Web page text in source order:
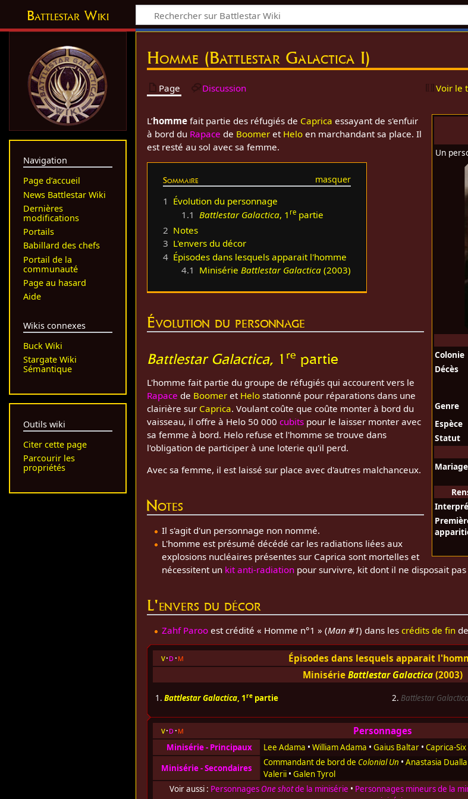
Battlestar Wiki
Homme (Battlestar Galactica I)
Page Discussion Voir le
Un
Colonie
Décès
Genre
Espèce
Statut
Mariage
L’homme fait partie des réfugiés de Caprica essayant de s'enfuir
à bord du Rapace de Boomer et Helo en marchandant sa place. Il
est resté au sol avec sa femme.
Sommaire
1 Évolution du personnage
1.1 Battlestar Galactica, 1 repartie
2 Notes
3 L'envers du décor
4 Épisodes dans lesquels apparait l'homme
4.1 Minisérie Battlestar Galactica(2003)
Évolution du personnage
Battlestar Galactica, 1 re partie
L'homme fait partie du groupe de réfugiés qui accourent vers le
Rapace de Boomer et Helo stationné pour réparations dans une
clairière sur Caprica. Voulant coûte que coûte monter à bord du
vaisseau, il offre à Helo 50 000cubits pour le laisser monter avec
sa femme à bord. Helo refuse et l'homme se trouve dans
l'obligation de participer à une loterie qu'il perd.
Avec sa femme, il est laissé sur place avec d'autres malchanceux.
Notes
Il s'agit d'un personnage non nommé.
L'homme est présumé décédé car les radiations liées aux
explosions nucléaires présentes sur Caprica sont mortelles et
nécessitent un kit anti-radiationpour survivre, kit dont il ne disposait pas
L'envers du décor
Zahf Parooest crédité « Homme n°1 » (Man #1) dans les crédits de fin
v d m Épisodes dans lesquels apparait
MinisérieBattlestar Galactica (2003)
1. Battlestar Galactica, 1repartie 2. Battlestar Galactica
v d m Personnages
Minisérie - Principaux Lee Adama • William Adama • Gaius Baltar• Caprica-Six
Minisérie - Secondaires
Commandant de bord de Colonial Un • Anastasia Dualla
Valerii• Galen Tyrol
Voir aussi : Personnages One shotde la minisérie • Personnages mineurs de la
Navigation
Page d’accueil
News Battlestar Wiki
Dernières
modifications
Portails
Babillard des chefs
Portail de la
communauté
Page au hasard
Aide
Wikis connexes
Buck Wiki
Stargate Wiki
Sémantique
Outils wiki
Citer cette page
Parcourir les
propriétés